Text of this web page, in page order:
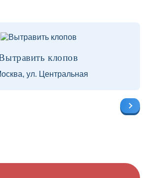
клопов
ул. Центральная